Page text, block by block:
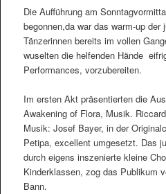
Die Aufführung am
begonnen,da war das warm-up der
Tänzerinnen bereits im vollen
wuselten die helfenden Hände
Performances, vorzubereiten.
Im ersten Akt präsentierten die
Awakening of Flora, Musik.
Musik: Josef Bayer, in der
Petipa, excellent umgesetzt. Das
durch eigens inszenierte kleine
Kinderklassen, zog das Publikum
Bann.